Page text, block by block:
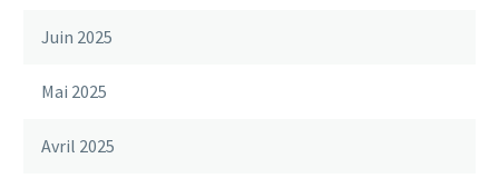
Juin 2025
Mai 2025
Avril 2025